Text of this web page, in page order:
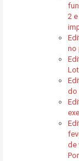
2
no
do
de